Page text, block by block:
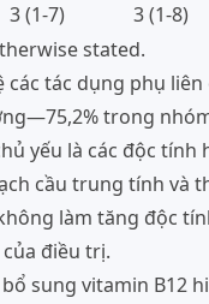
3 (1-7)
3 (1-8)
stated.
tác dụng phụ
trong
yếu là các độc tính
cầu trung tính và
làm tăng độc
điều trị.
sung vitamin B12